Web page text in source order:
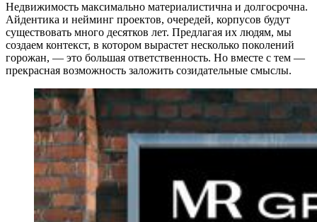
Недвижимость максимально материалистична и долгосрочна.
Айдентика и нейминг проектов, очередей, корпусов будут
существовать много десятков лет. Предлагая их людям, мы
создаем контекст, в котором вырастет несколько поколений
горожан, — это большая ответственность. Но вместе с тем —
прекрасная возможность заложить созидательные смыслы.